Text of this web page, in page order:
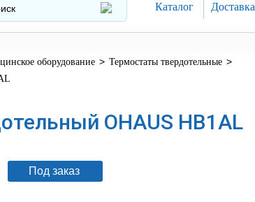
Каталог Доставка
оборудование > Термостаты твердотельные >
OHAUS HB1AL
Под заказ